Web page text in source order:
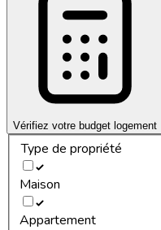
Vérifiez votre budget logement
Type de propriété
Maison
Appartement